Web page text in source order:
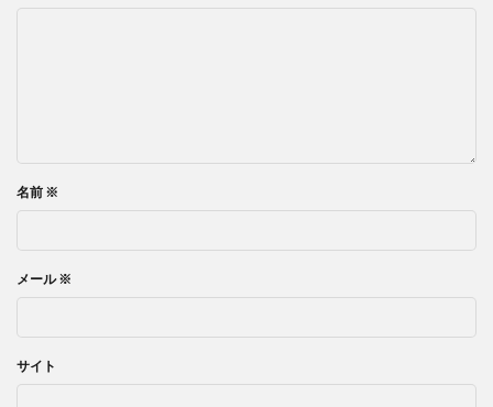
名前 ※
メール※
サイト